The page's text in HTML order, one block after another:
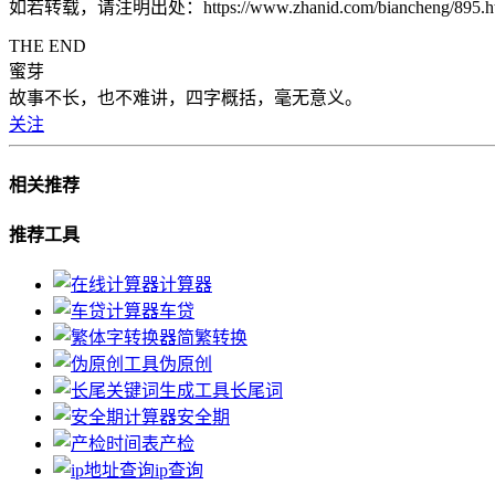
如若转载，请注明出处：https://www.zhanid.com/biancheng/
THE END
蜜芽
故事不长，也不难讲，四字概括，毫无意义。
关注
相关推荐
推荐工具
计算器
车贷
简繁转换
伪原创
长尾词
安全期
产检
ip查询